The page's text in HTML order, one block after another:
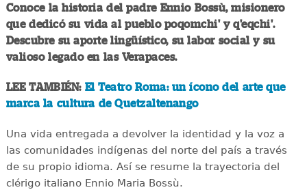
Conoce la historia del padre Ennio Bossù, misionero
que dedicó su vida al pueblo poqomchi' y q'eqchi'.
Descubre su aporte lingüístico, su labor social y su
valioso legado en las Verapaces.
LEE TAMBIÉN: El Teatro Roma: un ícono del arte que
marca la cultura de Quetzaltenango
Una vida entregada a devolver la identidad y la voz a
las comunidades indígenas del norte del país a través
de su propio idioma. Así se resume la trayectoria del
clérigo italiano Ennio Maria Bossù.